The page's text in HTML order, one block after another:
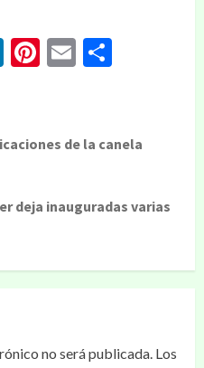
LinkedIn
Pinterest
Email
de la canela
deja inauguradas varias
no será publicada. Los